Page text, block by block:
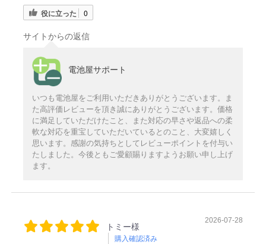
役に立った 0
サイトからの返信
電池屋サポート
いつも電池屋をご利用いただきありがとうございます。ま
た高評価レビューを頂き誠にありがとうございます。価格
に満足していただけたこと、また対応の早さや返品への柔
軟な対応を重宝していただいているとのこと、大変嬉しく
思います。感謝の気持ちとしてレビューポイントを付与い
たしました。今後ともご愛顧賜りますようお願い申し上げ
ます。
トミー様
購入確認済み
2026-07-28